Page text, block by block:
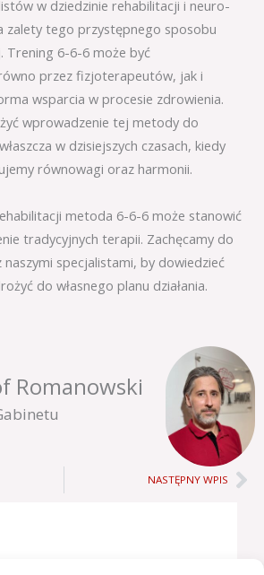
w dziedzinie rehabilitacji i neuro-
zalety tego przystępnego sposobu
Trening 6-6-6 może być
przez fizjoterapeutów, jak i
wsparcia w procesie zdrowienia.
wprowadzenie tej metody do
w dzisiejszych czasach, kiedy
równowagi oraz harmonii.
metoda 6-6-6 może stanowić
tradycyjnych terapii. Zachęcamy do
naszymi specjalistami, by dowiedzieć
do własnego planu działania.
Romanowski
NASTĘPNY WPIS